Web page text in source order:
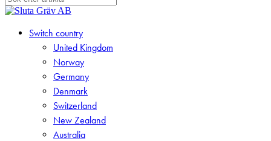
Close
search
Menu
Switch country
United Kingdom
Norway
Germany
Denmark
Switzerland
New Zealand
Australia